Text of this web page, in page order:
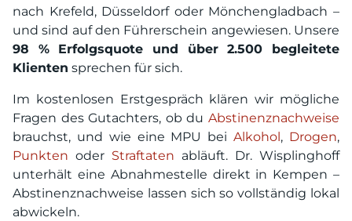
nach Krefeld, Düsseldorf oder Mönchengladbach –
und sind auf den Führerschein angewiesen. Unsere
98 % Erfolgsquote und über 2.500 begleitete
Klienten sprechen für sich.
Im kostenlosen Erstgespräch klären wir mögliche
Fragen des Gutachters, ob du Abstinenznachweise
brauchst, und wie eine MPU beiAlkohol, Drogen,
Punkten oder Straftaten abläuft. Dr. Wisplinghoff
unterhält eine Abnahmestelle direkt in Kempen –
Abstinenznachweise lassen sich so vollständig lokal
abwickeln.